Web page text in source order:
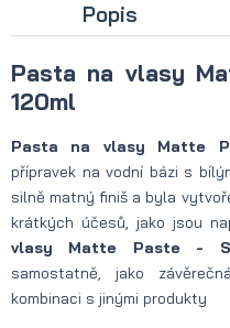
Popis
Pasta na vlasy
120ml
Pasta na vlasy Matte
přípravek na vodní bázi s
silně matný finiš a byla
krátkých účesů, jako jsou
vlasy Matte Paste -
samostatně, jako
kombinaci s jinými produkty